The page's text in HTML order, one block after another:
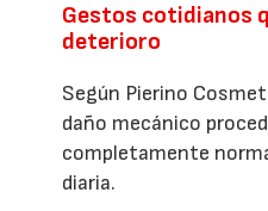
Gestos cotidianos
deterioro
Según Pierino
daño mecánico
completamente
diaria.